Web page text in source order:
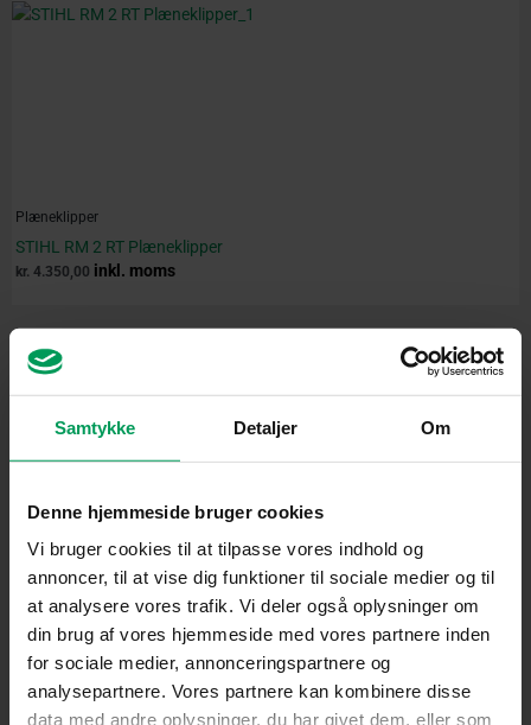
Samtykke Detaljer Om
Denne hjemmeside bruger cookies
Vi bruger cookies til at tilpasse vores indhold og
annoncer, til at vise dig funktioner til sociale medier og til
at analysere vores trafik. Vi deler også oplysninger om
din brug af vores hjemmeside med vores partnere inden
for sociale medier, annonceringspartnere og
analysepartnere. Vores partnere kan kombinere disse
data med andre oplysninger, du har givet dem, eller som
Plæneklipper
STIHL RM 2 RT Plæneklipper
kr. 4.350,00 inkl. moms
was:
is: